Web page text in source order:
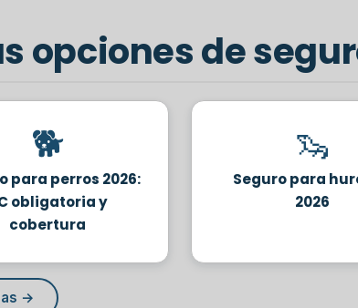
opciones de
🐕
para perros 2026:
obligatoria y
cobertura
🦦
Seguro para
2026
→